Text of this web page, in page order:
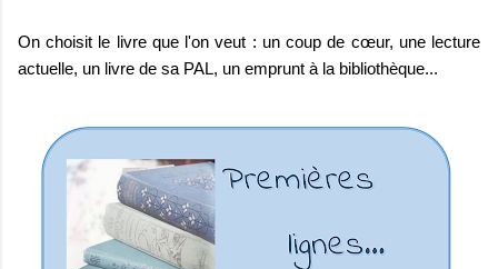
On choisit le livre que l'on veut : un coup de cœur, une lecture
actuelle, un livre de sa PAL, un emprunt à la bibliothèque...